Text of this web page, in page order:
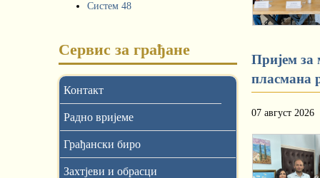
Систем 48
Сервис за грађане
Контакт
Радно вријеме
Грађански биро
Захтјеви и обрасци
Пријем
пласмана
07 август 2026